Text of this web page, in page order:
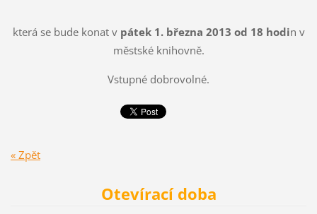
která se bude konat v pátek 1. března 2013 od 18 hodin v
městské knihovně.
Vstupné dobrovolné.
« Zpět
Otevírací doba